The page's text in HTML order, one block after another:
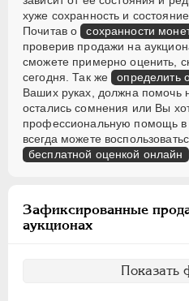
хуже сохранность и
Почитав о сохранности
проверив продажи на
сможете примерно оценить,
сегодня. Так же определить
Ваших руках, должна помочь
остались сомнения или Вы
профессиональную помощь
всегда можете
бесплатной оценкой онлайн
Зафиксированные
аукционах
Показать